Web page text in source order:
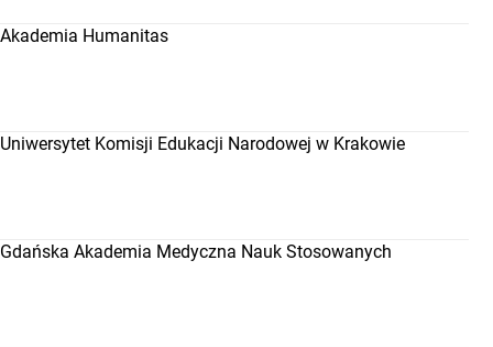
Akademia Humanitas
Uniwersytet Komisji Edukacji Narodowej w Krakowie
Gdańska Akademia Medyczna Nauk Stosowanych